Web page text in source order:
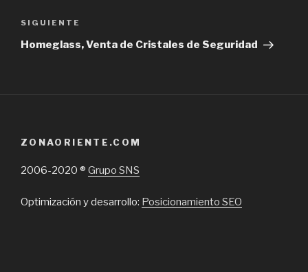
Next
Post
SIGUIENTE
Homeglass, Venta de Cristales de Seguridad
ZONAORIENTE.COM
2006-2020 ® Grupo SNS
Optimización y desarrollo: Posicionamiento SEO